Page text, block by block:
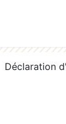
Déclaration